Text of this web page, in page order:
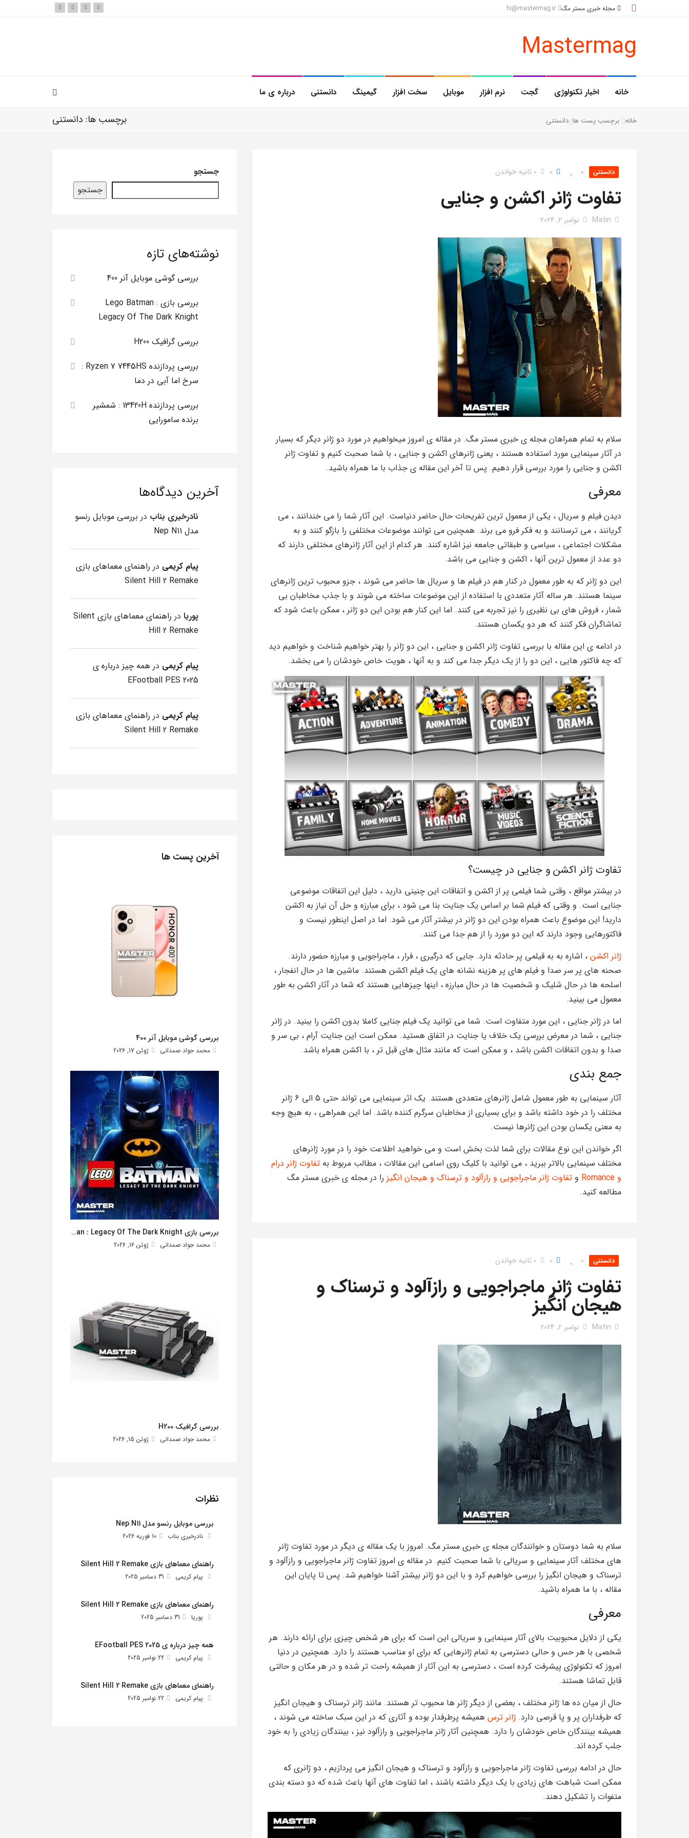
مجله خبری مستر مگ
Mastermag
خانه اخبار تکنولوژی گجت نرم افزار موبایل سخت افزار گیمینگ دانستنی درباره ی ما
برچسب ها: دانستنی خانه برچسب پست ها دانستنی
دانستنی 0
0 0 ثانیه خواندن
تفاوت ژانر اکشن و جنایی
Matin نوامبر 2, 2024
سلام به تمام همراهان مجله ی خبری مستر مگ. در مقاله ی امروز میخواهیم در مورد دو ژانر دیگر که بسیار
در آثار سینمایی مورد استفاده هستند ، یعنی ژانرهای اکشن و جنایی ، با شما صحبت کنیم و تفاوت ژانر
اکشن و جنایی را مورد بررسی قرار دهیم. پس تا آخر این مقاله ی جذاب با ما همراه باشید.
معرفی
دیدن فیلم و سریال ، یکی از معمول ترین تفریحات حال حاضر دنیاست. این آثار شما را می خندانند ، می
گریانند ، می ترسنانند و به فکر فرو می برند. همچنین می توانند موضوعات مختلفی را بازگو کنند و به
مشکلات اجتماعی ، سیاسی و طبقاتی جامعه نیز اشاره کنند. هر کدام از این آثار ژانرهای مختلفی دارند که
دو عدد از معمول ترین آنها ، اکشن و جنایی می باشد.
این دو ژانر که به طور معمول در کنار هم در فیلم ها و سریال ها حاضر می شوند ، جزو محبوب ترین ژانرهای
سینما هستند. هر ساله آثار متعددی با استفاده از این موضوعات ساخته می شوند و با جذب مخاطبان بی
شمار ، فروش های بی نظیری را نیز تجربه می کنند. اما این کنار هم بودن این دو ژانر ، ممکن باعث شود که
تماشاگران فکر کنند که هر دو یکسان هستند.
در ادامه ی این مقاله با بررسی تفاوت ژانر اکشن و جنایی ، این دو ژانر را بهتر خواهیم شناخت و خواهیم دید
که چه فاکتور هایی ، این دو را از یک دیگر جدا می کند و به آنها ، هویت خاص خودشان را می بخشد.
تفاوت ژانر اکشن و جنایی در چیست؟
در بیشتر مواقع ، وقتی شما فیلمی پر از اکشن و اتفاقات این چنینی دارید ، دلیل این اتفاقات موضوعی
جنایی است. و وقتی که فیلم شما بر اساس یک جنایت بنا می شود ، برای مبارزه و حل آن نیاز به اکشن
دارید! این موضوع باعث همراه بودن این دو ژانر در بیشتر آثار می شود. اما در اصل اینطور نیست و
فاکتورهایی وجود دارند که این دو مورد را از هم جدا می کنند.
ژانر اکشن ، اشاره به به قیلمی پر حادثه دارد. جایی که درگیری ، فرار ، ماجراجویی و مبارزه حضور دارند.
صحنه های پر سر صدا و فیلم های پر هزینه نشانه های یک فیلم اکشن هستند. ماشین ها در حال انفجار ،
اسلحه ها در حال شلیک و شخصیت ها در حال مبارزه ، اینها چیزهایی هستند که شما در آثار اکشن به طور
معمول می بینید.
اما در ژانر جنایی ، این مورد متفاوت است. شما می توانید یک فیلم جنایی کاملا بدون اکشن را ببنید. در ژانر
جنایی ، شما در معرض بررسی یک خلاف یا جنایت در اتفاق هستید. ممکن است این جنایت آرام ، بی سر و
صدا و بدون اتفاقات اکشن باشد ، و ممکن است که مانند مثال های قبل تر ، با اکشن همراه باشد.
جمع بندی
آثار سینمایی به طور معمول شامل ژانرهای متعددی هستند. یک اثر سینمایی می تواند حتی 5 الی 6 ژانر
مختلف را در خود داشته باشد و برای بسیاری از مخاطبان سرگرم کننده باشد. اما این همراهی ، به هیچ وجه
به معنی یکسان بودن این ژانرها نیست.
اگر خواندن این نوع مقالات برای شما لذت بخش است و می خواهید اطلاعت خود را در مورد ژانرهای
مختلف سینمایی بالاتر ببرید ، می توانید با کلیک روی اسامی این مقالات ، مطالب مربوط به تفاوت ژانر درام
و Romance
و تفاوت ژانر ماجراجویی و رازآلود و ترسناک و هیجان انگیز را در مجله ی خبری مستر مگ
مطالعه کنید.
دانستنی 0
0 0 ثانیه خواندن
تفاوت ژانر ماجراجویی و رازآلود و ترسناک و
هیجان انگیز
Matin نوامبر 2, 2024
سلام به شما دوستان و خوانندگان مجله ی خبری مستر مگ. امروز با یک مقاله ی دیگر در مورد تفاوت ژانر
های مختلف آثار سینمایی و سریالی با شما صحبت کنیم. در مقاله ی امروز تفاوت ژانر ماجراجویی و رازآلود و
ترسناک و هیجان انگیز را بررسی خواهیم کرد و با این دو ژانر بیشتر آشنا خواهیم شد. پس تا پایان این
مقاله ، با ما همراه باشید.
معرفی
یکی از دلایل محبوبیت بالای آثار سینمایی و سریالی این است که برای هر شخص چیزی برای ارائه دارند. هر
شخصی با هر حس و حالی دسترسی به تمام ژانرهایی که برای او مناسب هستند را دارد. همچنین در دنیا
امروز که تکنولوژی پیشرفت کرده است ، دسترسی به این آثار از همیشه راحت تر شده و در هر مکان و حالتی
قابل تماشا هستند.
حال از میان ده ها ژانر مختلف ، بعضی از دیگر ژانر ها محبوب تر هستند. مانند ژانر ترسناک و هیجان انگیز
که طرفداران پر و پا قرصی دارد. ژانر ترس همیشه پرطرفدار بوده و آثاری که در این سبک ساخته می شوند ،
همیشه بینندگان خاص خودشان را دارد. همچنین آثار ژانر ماجراجویی و رازآلود نیز ، بینندگان زیادی را به خود
جلب کرده اند.
حال در ادامه بررسی تفاوت ژانر ماجراجویی و رازآلود و ترسناک و هیجان انگیز می پردازیم ، دو ژانری که
ممکن است شباهت های زیادی با یک دیگر داشته باشند ، اما تفاوت های آنها باعث شده که دو دسته بندی
متفوات را تشکیل دهند.
جستجو
جستجو
نوشته‌های تازه
بررسی گوشی موبایل آنر 400
بررسی بازی Lego Batman :
Legacy Of The Dark Knight
بررسی گرافیک H200
بررسی پردازنده Ryzen 7 7445HS :
سرخ اما آبی در دما
بررسی پردازنده 13420H : شمشیر
برنده سامورایی
آخرین دیدگاه‌ها
نادرخیری بناب در بررسی موبایل رنسو
مدل Nep N11
پیام کریمی در راهنمای معماهای بازی
Silent Hill 2 Remake
پوریا در
راهنمای معماهای بازی Silent
Hill 2 Remake
پیام کریمی در همه چیز درباره ی
EFootball PES 2025
پیام کریمی در راهنمای معماهای بازی
Silent Hill 2 Remake
آخرین پست ها
بررسی گوشی موبایل آنر 400
محمد جواد صمدانی ژوئن 17, 2026
بررسی بازی Lego Batman : Legacy Of The Dark Knight
محمد جواد صمدانی ژوئن 16, 2026
بررسی گرافیک H200
محمد جواد صمدانی ژوئن 15, 2026
نظرات
بررسی موبایل رنسو مدل Nep N11
نادرخیری بناب 10 فوریه 2026
راهنمای معماهای بازی Silent Hill 2 Remake
پیام کریمی 31 دسامبر 2025
راهنمای معماهای بازی Silent Hill 2 Remake
پوریا 31 دسامبر 2025
همه چیز درباره ی EFootball PES 2025
پیام کریمی 22 نوامبر 2025
راهنمای معماهای بازی Silent Hill 2 Remake
پیام کریمی 22 نوامبر 2025